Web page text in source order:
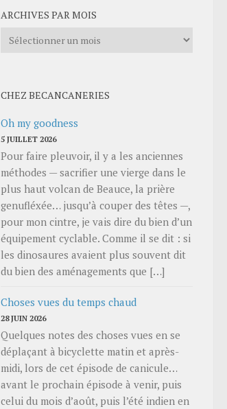
ARCHIVES PAR MOIS
Archives
CHEZ BECANCANERIES
Oh my goodness
5 JUILLET 2026
Pour faire pleuvoir, il y a les anciennes
méthodes — sacrifier une vierge dans le
plus haut volcan de Beauce, la prière
genufléxée… jusqu’à couper des têtes —,
pour mon cintre, je vais dire du bien d’un
équipement cyclable. Comme il se dit : si
les dinosaures avaient plus souvent dit
du bien des aménagements que […]
Choses vues du temps chaud
28 JUIN 2026
Quelques notes des choses vues en se
déplaçant à bicyclette matin et après-
midi, lors de cet épisode de canicule…
avant le prochain épisode à venir, puis
celui du mois d’août, puis l’été indien en